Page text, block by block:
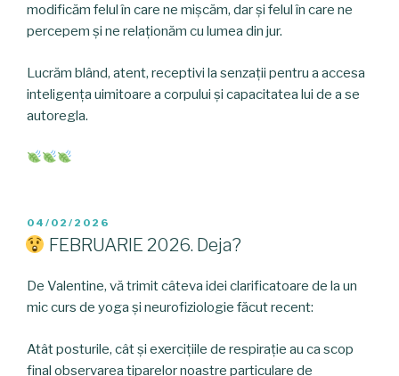
modificăm felul în care ne mișcăm, dar și felul în care ne
percepem și ne relaționăm cu lumea din jur.
Lucrăm blând, atent, receptivi la senzații pentru a accesa
inteligența uimitoare a corpului și capacitatea lui de a se
autoregla.
POSTED
ON
04/02/2026
FEBRUARIE 2026. Deja?
De Valentine, vă trimit câteva idei clarificatoare de la un
mic curs de yoga și neurofiziologie făcut recent:
Atât posturile, cât și exercițiile de respirație au ca scop
final observarea tiparelor noastre particulare de